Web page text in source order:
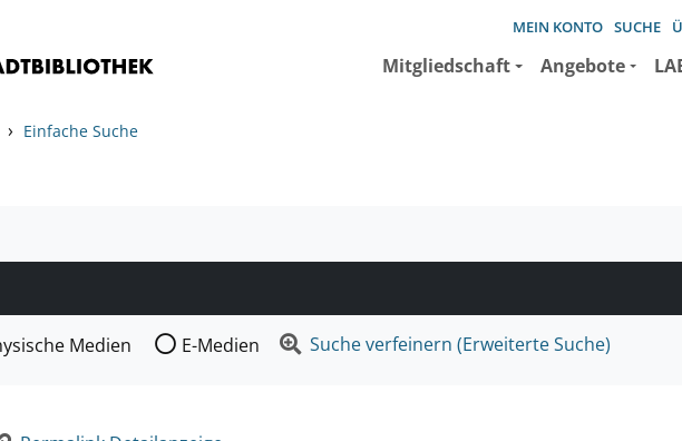
MEIN KONTO SUCHE
Mitgliedschaft Angebote
› Einfache Suche
nach der Sie suchen wollen.
Medien E-Medien Suche verfeinern (Erweiterte Suche)